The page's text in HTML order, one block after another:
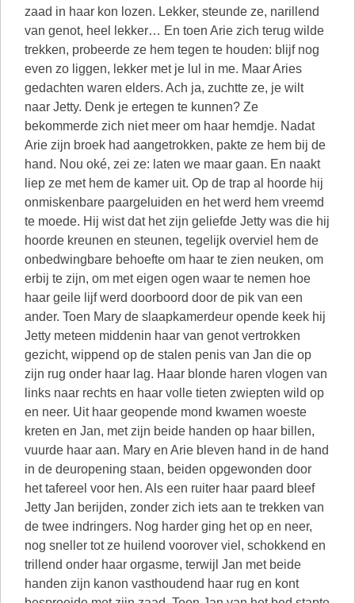
zaad in haar kon lozen. Lekker, steunde ze, narillend
van genot, heel lekker… En toen Arie zich terug wilde
trekken, probeerde ze hem tegen te houden: blijf nog
even zo liggen, lekker met je lul in me. Maar Aries
gedachten waren elders. Ach ja, zuchtte ze, je wilt
naar Jetty. Denk je ertegen te kunnen? Ze
bekommerde zich niet meer om haar hemdje. Nadat
Arie zijn broek had aangetrokken, pakte ze hem bij de
hand. Nou oké, zei ze: laten we maar gaan. En naakt
liep ze met hem de kamer uit. Op de trap al hoorde hij
onmiskenbare paargeluiden en het werd hem vreemd
te moede. Hij wist dat het zijn geliefde Jetty was die hij
hoorde kreunen en steunen, tegelijk overviel hem de
onbedwingbare behoefte om haar te zien neuken, om
erbij te zijn, om met eigen ogen waar te nemen hoe
haar geile lijf werd doorboord door de pik van een
ander. Toen Mary de slaapkamerdeur opende keek hij
Jetty meteen middenin haar van genot vertrokken
gezicht, wippend op de stalen penis van Jan die op
zijn rug onder haar lag. Haar blonde haren vlogen van
links naar rechts en haar volle tieten zwiepten wild op
en neer. Uit haar geopende mond kwamen woeste
kreten en Jan, met zijn beide handen op haar billen,
vuurde haar aan. Mary en Arie bleven hand in de hand
in de deuropening staan, beiden opgewonden door
het tafereel voor hen. Als een ruiter haar paard bleef
Jetty Jan berijden, zonder zich iets aan te trekken van
de twee indringers. Nog harder ging het op en neer,
nog sneller tot ze huilend voorover viel, schokkend en
trillend onder haar orgasme, terwijl Jan met beide
handen zijn kanon vasthoudend haar rug en kont